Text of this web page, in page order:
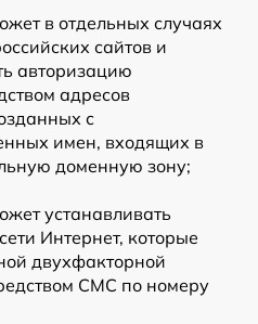
в отдельных случаях
сайтов и
авторизацию
адресов
с
имен, входящих в
доменную зону;
устанавливать
Интернет, которые
двухфакторной
СМС по номеру